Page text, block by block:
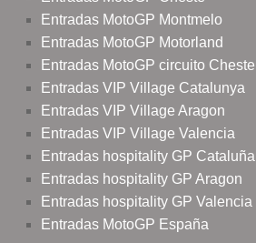
Entradas MotoGP Montmelo
Entradas MotoGP Motorland
Entradas MotoGP circuito Cheste
Entradas VIP Village Catalunya
Entradas VIP Village Aragon
Entradas VIP Village Valencia
Entradas hospitality GP Cataluña
Entradas hospitality GP Aragon
Entradas hospitality GP Valencia
Entradas MotoGP España